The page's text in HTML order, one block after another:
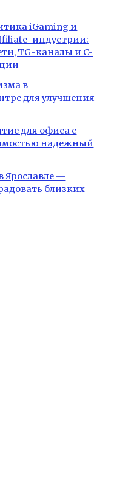
iGaming и
индустрии:
TG-каналы и C-
в
для улучшения
для офиса с
надежный
Ярославле —
близких